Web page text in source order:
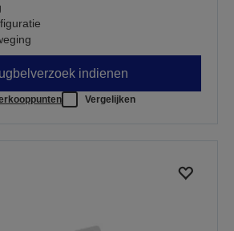
indienen
Vergelijken